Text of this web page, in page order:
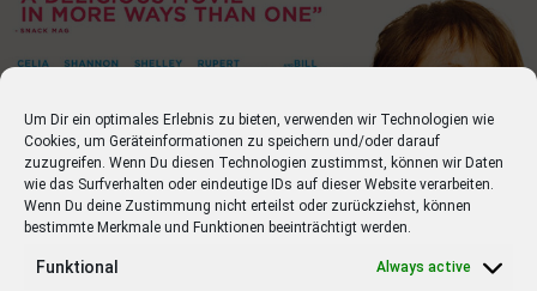
Um Dir ein optimales Erlebnis zu bieten, verwenden wir Technologien wie
Cookies, um Geräteinformationen zu speichern und/oder darauf
zuzugreifen. Wenn Du diesen Technologien zustimmst, können wir Daten
wie das Surfverhalten oder eindeutige IDs auf dieser Website verarbeiten.
Wenn Du deine Zustimmung nicht erteilst oder zurückziehst, können
bestimmte Merkmale und Funktionen beeinträchtigt werden.
Funktional Always active
Campbell
13.01.2022 Spencer
Hawkins
20.01.2022 An Impossible Project
Dokumentation mit Florian Kaps, Oskar Smolokowski,
Ilona Cerowska